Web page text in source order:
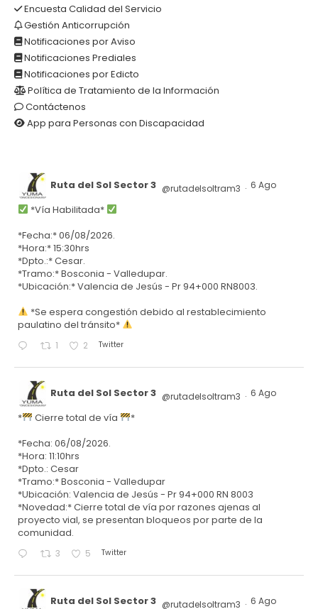
Encuesta Calidad del Servicio
Gestión Anticorrupción
Notificaciones por Aviso
Notificaciones Prediales
Notificaciones por Edicto
Política de Tratamiento de la Información
Contáctenos
App para Personas con Discapacidad
Ruta del Sol Sector 3 @rutadelsoltram3 · 6 Ago
*Vía Habilitada*
*Fecha:* 06/08/2026.
*Hora:* 15:30hrs
*Dpto.:* Cesar.
*Tramo:* Bosconia - Valledupar.
*Ubicación:* Valencia de Jesús - Pr 94+000 RN8003.
*Se espera congestión debido al restablecimiento
paulatino del tránsito*
1 2 Twitter
Ruta del Sol Sector 3 @rutadelsoltram3 · 6 Ago
* Cierre total de vía
*
*Fecha: 06/08/2026.
*Hora: 11:10hrs
*Dpto.: Cesar
*Tramo:* Bosconia - Valledupar
*Ubicación: Valencia de Jesús - Pr 94+000 RN 8003
*Novedad:* Cierre total de vía por razones ajenas al
proyecto vial, se presentan bloqueos por parte de la
comunidad.
3 5 Twitter
Ruta del Sol Sector 3 @rutadelsoltram3 · 6 Ago